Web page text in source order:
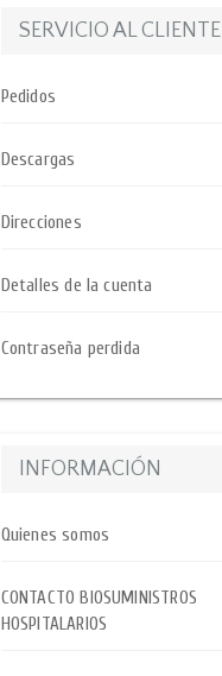
SERVICIO AL CLIENTE
Pedidos
Descargas
Direcciones
Detalles de la cuenta
Contraseña perdida
INFORMACIÓN
Quienes somos
CONTACTO BIOSUMINISTROS
HOSPITALARIOS